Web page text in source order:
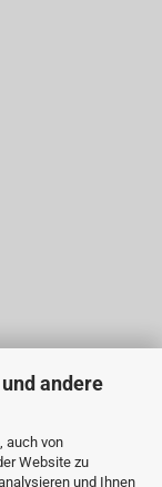
andere
auch von
Website zu
und Ihnen